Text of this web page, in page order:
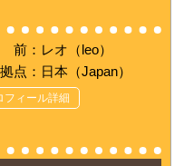
：レオ（leo）
点：日本（Japan）
フィール詳細